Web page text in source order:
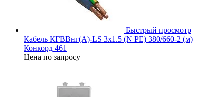
Быстрый просмотр
Кабель КГВВнг(А)-LS 3х1.5 (N PE) 380/660-2 (м)
Конкорд 461
Цена по запросу